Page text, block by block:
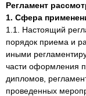
Регламент
1. Сфера
1.1. Настоящий
порядок приема и
иными
части оформления
дипломов,
проведенных